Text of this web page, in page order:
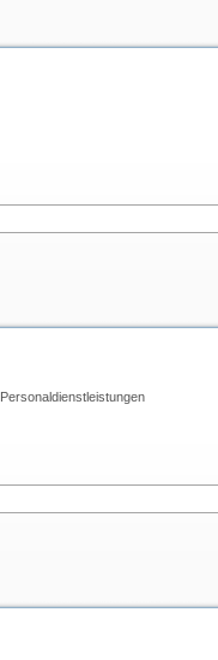
Personaldienstleistungen